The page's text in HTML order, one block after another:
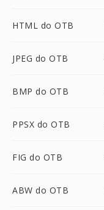
HTML do OTB
JPEG do OTB
BMP do OTB
PPSX do OTB
FIG do OTB
ABW do OTB